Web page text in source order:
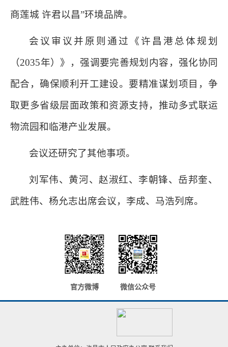
商莲城 许君以昌”环境品牌。
会议审议并原则通过《许昌港总体规划
（2035年）》，强调要完善规划内容，强化协同
配合，确保顺利开工建设。要精准谋划项目，争
取更多省级层面政策和资源支持，推动多式联运
物流园和临港产业发展。
会议还研究了其他事项。
刘军伟、黄河、赵淑红、李朝锋、岳邦奎、
武胜伟、杨允志出席会议，李成、马浩列席。
官方微博 微信公众号